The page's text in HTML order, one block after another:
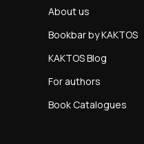
About us
Bookbar by KAKTOS
KAKTOS Blog
For authors
Book Catalogues